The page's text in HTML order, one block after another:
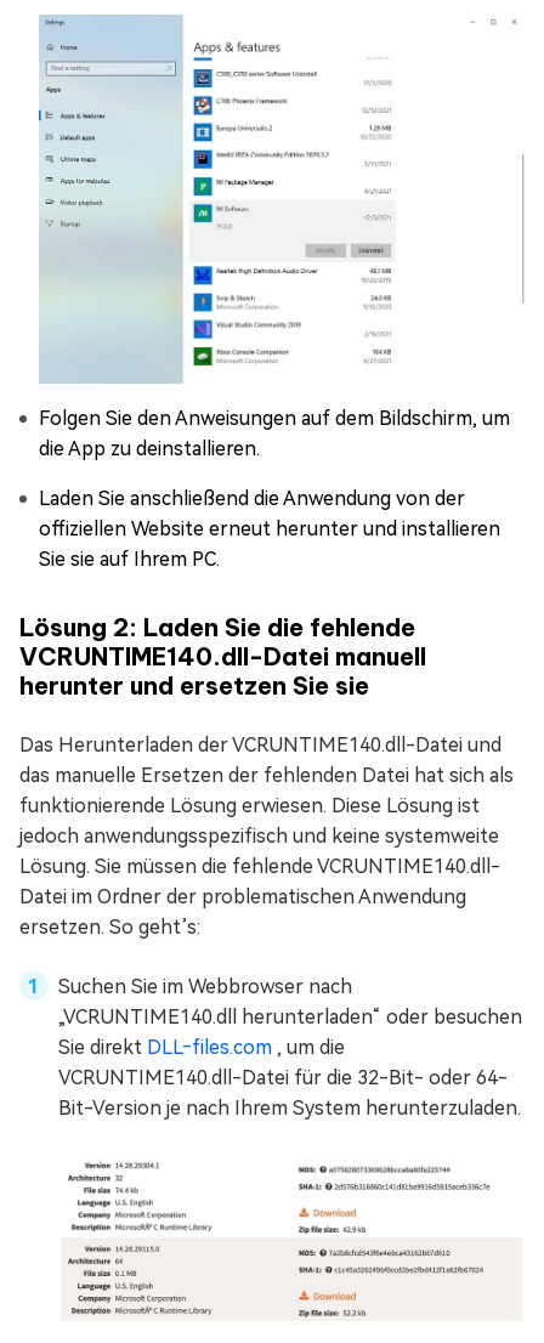
Folgen Sie den Anweisungen auf dem Bildschirm, um
die App zu deinstallieren.
Laden Sie anschließend die Anwendung von der
offiziellen Website erneut herunter und installieren
Sie sie auf Ihrem PC.
Lösung 2: Laden Sie die fehlende
VCRUNTIME140.dll-Datei manuell
herunter und ersetzen Sie sie
Das Herunterladen der VCRUNTIME140.dll-Datei und
das manuelle Ersetzen der fehlenden Datei hat sich als
funktionierende Lösung erwiesen. Diese Lösung ist
jedoch anwendungsspezifisch und keine systemweite
Lösung. Sie müssen die fehlende VCRUNTIME140.dll-
Datei im Ordner der problematischen Anwendung
ersetzen. So geht’s:
Suchen Sie im Webbrowser nach
„VCRUNTIME140.dll herunterladen“ oder besuchen
Sie direkt DLL‑files.com , um die
VCRUNTIME140.dll-Datei für die 32-Bit- oder 64-
Bit-Version je nach Ihrem System herunterzuladen.